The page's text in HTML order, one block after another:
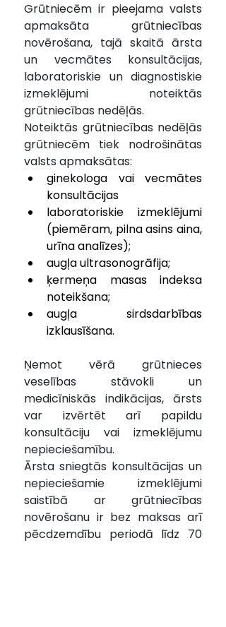
Grūtniecēm ir pieejama valsts
apmaksāta grūtniecības
novērošana, tajā skaitā ārsta
un vecmātes konsultācijas,
laboratoriskie un diagnostiskie
izmeklējumi noteiktās
grūtniecības nedēļās.
Noteiktās grūtniecības nedēļās
grūtniecēm tiek nodrošinātas
valsts apmaksātas:
ginekologa vai vecmātes
konsultācijas
laboratoriskie izmeklējumi
(piemēram, pilna asins aina,
urīna analīzes);
augļa ultrasonogrāfija;
ķermeņa masas indeksa
noteikšana;
augļa sirdsdarbības
izklausīšana.
Ņemot vērā grūtnieces
veselības stāvokli un
medicīniskās indikācijas, ārsts
var izvērtēt arī papildu
konsultāciju vai izmeklējumu
nepieciešamību.
Ārsta sniegtās konsultācijas un
nepieciešamie izmeklējumi
saistībā ar grūtniecības
novērošanu ir bez maksas arī
pēcdzemdību periodā līdz 70